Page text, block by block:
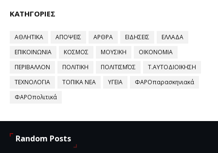
ΚΑΤΗΓΟΡΙΕΣ
ΑΘΛΗΤΙΚΑ ΑΠΟΨΕΙΣ ΑΡΘΡΑ ΕΙΔΗΣΕΙΣ
ΕΛΛΑΔΑ
ΕΠΙΚΟΙΝΩΝΙΑ
ΚΟΣΜΟΣ ΜΟΥΣΙΚΗ
ΟΙΚΟΝΟΜΙΑ
ΠΕΡΙΒΑΛΛΟΝ
ΠΟΛΙΤΙΚΗ ΠΟΛΙΤΙΣΜΌΣ
Τ.ΑΥΤΟΔΙΟΙΚΗΣΗ
ΤΕΧΝΟΛΟΓΙΑ
ΤΟΠΙΚΑ ΝΕΑ ΥΓΕΙΑ
ΦΑΡΟπαρασκηνιακά
ΦΑΡΟπολιτικά
Random Posts